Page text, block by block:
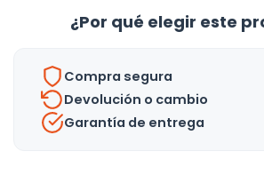
Estuche
cantidad
¿Por qué elegir este
Compra segura
Devolución o cambio
Garantía de entrega